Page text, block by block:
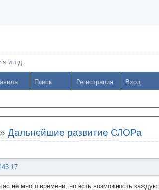
и т.д.
Поиск Регистрация Вход
»Дальнейшие развитие СЛОРа
не много времени, но есть возможность